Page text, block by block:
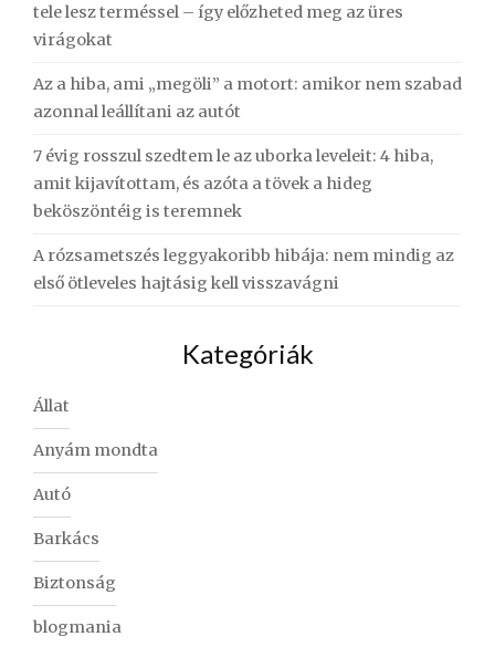
tele lesz terméssel – így előzheted meg az üres
virágokat
Az a hiba, ami „megöli” a motort: amikor nem szabad
azonnal leállítani az autót
7 évig rosszul szedtem le az uborka leveleit: 4 hiba,
amit kijavítottam, és azóta a tövek a hideg
beköszöntéig is teremnek
A rózsametszés leggyakoribb hibája: nem mindig az
első ötleveles hajtásig kell visszavágni
Kategóriák
Állat
Anyám mondta
Autó
Barkács
Biztonság
blogmania